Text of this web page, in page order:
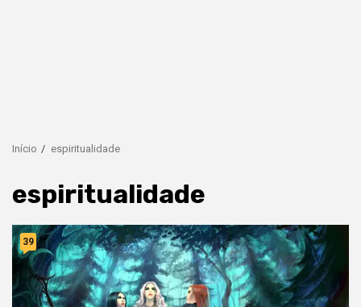
Início espiritualidade
espiritualidade
39